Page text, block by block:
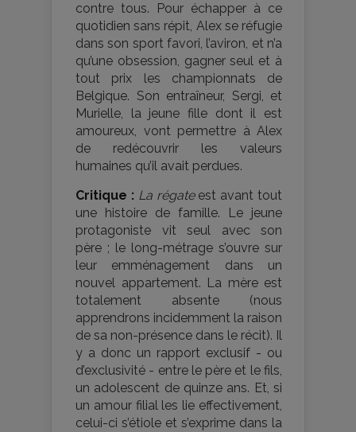
contre tous. Pour échapper à ce
quotidien sans répit, Alex se réfugie
dans son sport favori, l’aviron, et n’a
qu’une obsession, gagner seul et à
tout prix les championnats de
Belgique. Son entraîneur, Sergi, et
Murielle, la jeune fille dont il est
amoureux, vont permettre à Alex
de redécouvrir les valeurs
humaines qu’il avait perdues.
Critique : La régateest avant tout
une histoire de famille. Le jeune
protagoniste vit seul avec son
père ; le long-métrage s’ouvre sur
leur emménagement dans un
nouvel appartement. La mère est
totalement absente (nous
apprendrons incidemment la raison
de sa non-présence dans le récit). Il
y a donc un rapport exclusif - ou
d’exclusivité - entre le père et le fils,
un adolescent de quinze ans. Et, si
un amour filial les lie effectivement,
celui-ci s’étiole et s’exprime dans la